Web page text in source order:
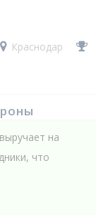
Краснодар
на
что